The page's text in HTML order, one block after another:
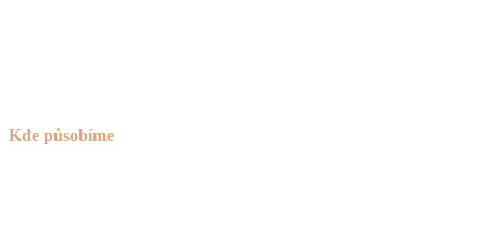
Kde působíme